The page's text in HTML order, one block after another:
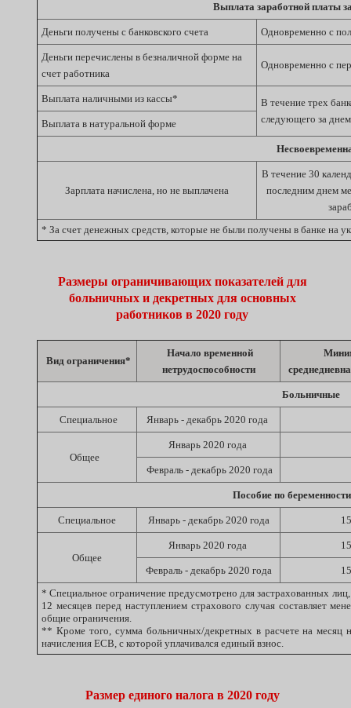
Выплата заработной платы
Деньги получены с банковского счета Одновременно с
Деньги перечислены в безналичной форме на
счет работника
Одновременно с
Выплата наличными из кассы*
В течение трех
следующего за
Выплата в натуральной форме
Зарплата начислена, но не выплачена
В течение 30
последним днем
* За счет денежных средств, которые не были получены в банке на
Размеры ограничивающих показателей для
больничных и декретных для основных
работников в 2020 году
Вид ограничения*
Начало временной
нетрудоспособности
Больничные
Специальное Январь - декабрь 2020 года
Общее
Январь 2020 года
Февраль - декабрь 2020 года
Пособие по
Специальное Январь - декабрь 2020 года
Общее
Январь 2020 года
Февраль - декабрь 2020 года
* Специальное ограничение предусмотрено для застрахованных
12 месяцев перед наступлением страхового случая составляет
общие ограничения.
** Кроме того, сумма больничных/декретных в расчете на
начисления ЕСВ, с которой уплачивался единый взнос.
Размер единого налога в 2020 году